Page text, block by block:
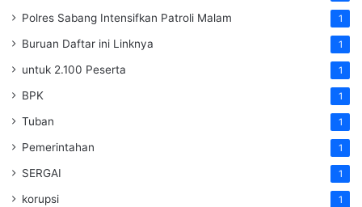
Polres Sabang Intensifkan Patroli Malam 1
Buruan Daftar ini Linknya 1
untuk 2.100 Peserta 1
BPK 1
Tuban 1
Pemerintahan 1
SERGAI 1
korupsi 1